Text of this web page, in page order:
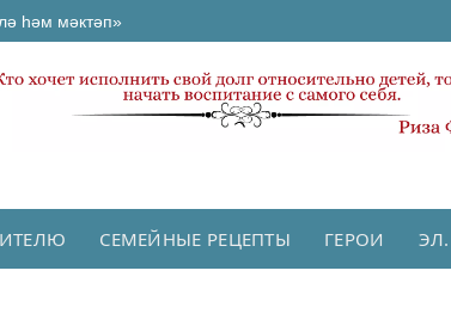
һәм мәктәп»
СЕМЕЙНЫЕ РЕЦЕПТЫ ГЕРОИ